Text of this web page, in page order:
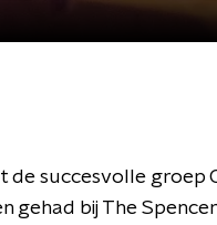
de succesvolle
gehad bij The